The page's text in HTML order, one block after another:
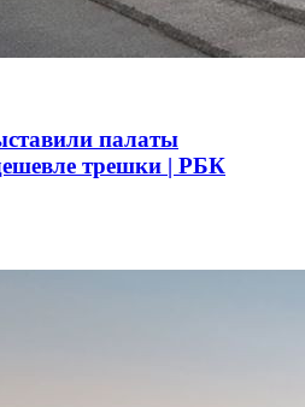
палаты
трешки | РБК